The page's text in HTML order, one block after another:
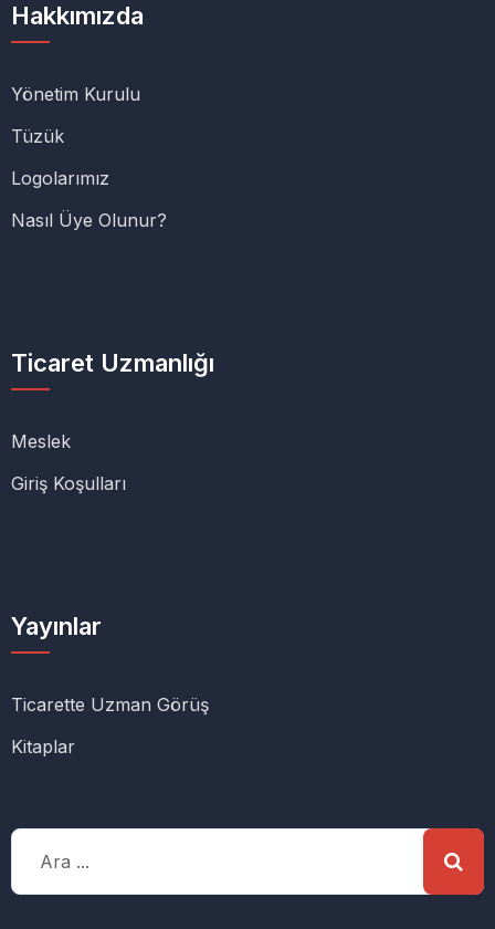
Hakkımızda
Yönetim Kurulu
Tüzük
Logolarımız
Nasıl Üye Olunur?
Ticaret Uzmanlığı
Meslek
Giriş Koşulları
Yayınlar
Ticarette Uzman Görüş
Kitaplar